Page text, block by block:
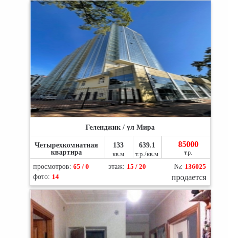
Геленджик / ул Мира
Четырехкомнатная
квартира
133
кв.м
639.1
т.р./кв.м
85000
т.р.
просмотров:65 / 0 этаж: 15 / 20 №: 136025
фото: 14 продается